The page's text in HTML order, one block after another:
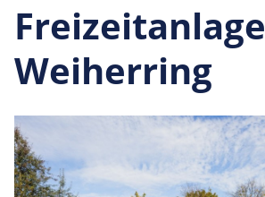
Freizeitanlage
Weiherring